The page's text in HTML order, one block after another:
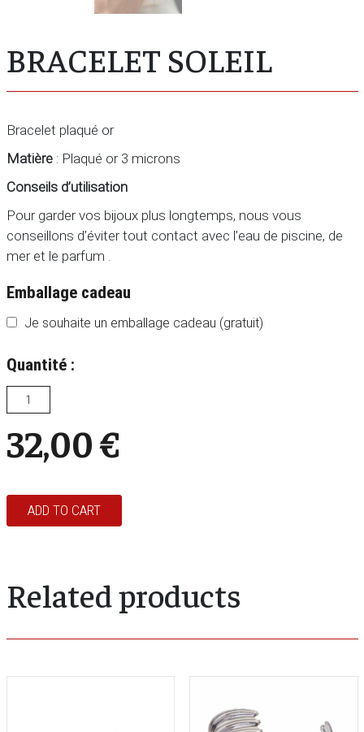
BRACELET SOLEIL
32,00€
Bracelet plaqué or
Matière: Plaqué or 3 microns
Conseils d’utilisation
Pour garder vos bijoux plus longtemps, nous vous
conseillons d’éviter tout contact avec l’eau de piscine, de
mer et le parfum .
Emballage cadeau
Je souhaite un emballage cadeau (gratuit)
Quantité :
ADD TO CART
Related products